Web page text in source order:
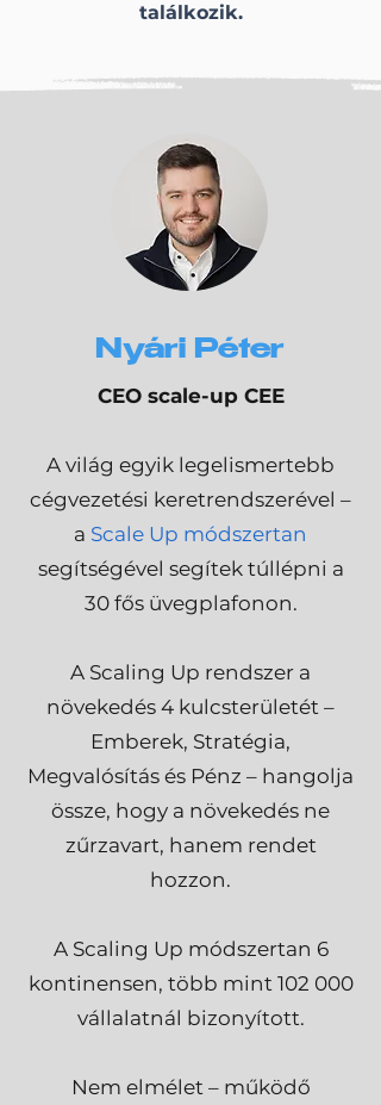
találkozik.
Nyári Péter
CEO scale-up CEE
A világ egyik legelismertebb
cégvezetési keretrendszerével –
a Scale Up módszertan
segítségével segítek túllépni a
30 fős üvegplafonon.
A Scaling Up rendszer a
növekedés 4 kulcsterületét –
Emberek, Stratégia,
Megvalósítás és Pénz – hangolja
össze, hogy a növekedés ne
zűrzavart, hanem rendet
hozzon.
A Scaling Up módszertan 6
kontinensen, több mint 102 000
vállalatnál bizonyított.
Nem elmélet – működő